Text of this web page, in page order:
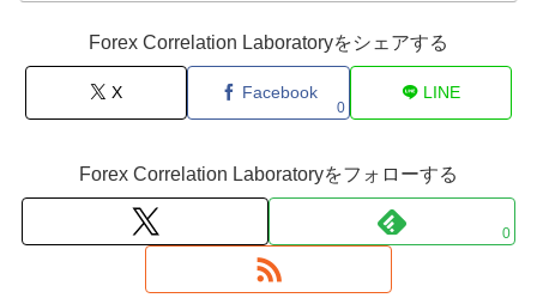
Forex Correlation Laboratoryをシェアする
X Facebook
0
LINE
Forex Correlation Laboratoryをフォローする
0